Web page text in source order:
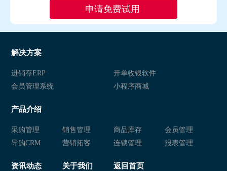
解决方案
进销存ERP
开单收银软件
会员管理系统
小程序商城
产品介绍
采购管理 销售管理 商品库存
会员管理
导购CRM
营销拓客 连锁管理 报表管理
资讯动态 关于我们 返回首页